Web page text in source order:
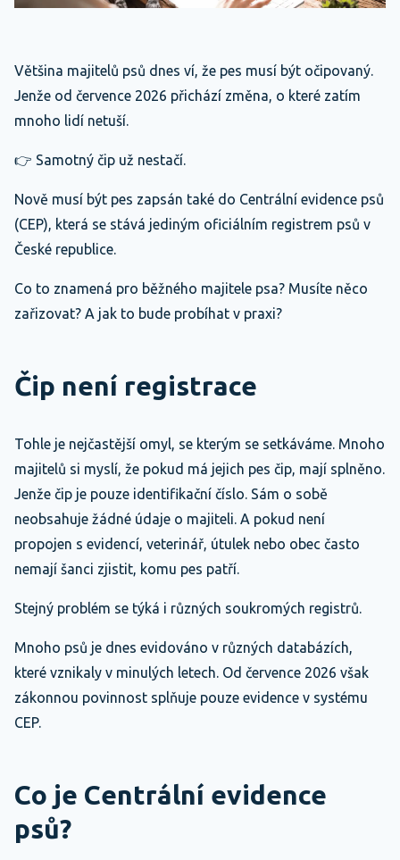
Většina majitelů psů dnes ví, že pes musí být očipovaný.
Jenže od července 2026 přichází změna, o které zatím
mnoho lidí netuší.
👉 Samotný čip už nestačí.
Nově musí být pes zapsán také do Centrální evidence psů
(CEP), která se stává jediným oficiálním registrem psů v
České republice.
Co to znamená pro běžného majitele psa? Musíte něco
zařizovat? A jak to bude probíhat v praxi?
Čip není registrace
Tohle je nejčastější omyl, se kterým se setkáváme. Mnoho
majitelů si myslí, že pokud má jejich pes čip, mají splněno.
Jenže čip je pouze identifikační číslo. Sám o sobě
neobsahuje žádné údaje o majiteli. A pokud není
propojen s evidencí, veterinář, útulek nebo obec často
nemají šanci zjistit, komu pes patří.
Stejný problém se týká i různých soukromých registrů.
Mnoho psů je dnes evidováno v různých databázích,
které vznikaly v minulých letech. Od července 2026 však
zákonnou povinnost splňuje pouze evidence v systému
CEP.
Co je Centrální evidence
psů?